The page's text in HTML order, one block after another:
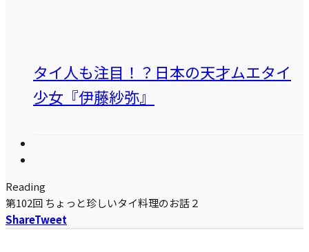
タイ人も注目！？日本の天才ムエタイ
少女『伊藤紗弥』
Reading
第102回 ちょっと珍しいタイ料理のお話２
ShareTweet